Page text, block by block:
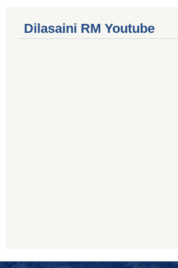
Dilasaini RM Youtube